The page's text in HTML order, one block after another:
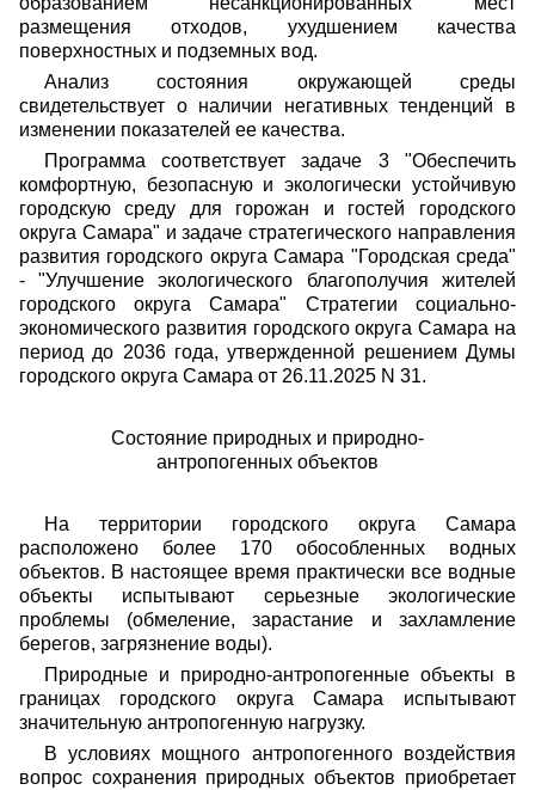
размещения отходов, ухудшением качества
поверхностных и подземных вод.
Анализ состояния окружающей среды
свидетельствует о наличии негативных тенденций в
изменении показателей ее качества.
Программа соответствует задаче 3 "Обеспечить
комфортную, безопасную и экологически устойчивую
городскую среду для горожан и гостей городского
округа Самара" и задаче стратегического направления
развития городского округа Самара "Городская среда"
- "Улучшение экологического благополучия жителей
городского округа Самара" Стратегии социально-
экономического развития городского округа Самара на
период до 2036 года, утвержденной решением Думы
городского округа Самара от 26.11.2025 N 31.
Состояние природных и природно-
антропогенных объектов
На территории городского округа Самара
расположено более 170 обособленных водных
объектов. В настоящее время практически все водные
объекты испытывают серьезные экологические
проблемы (обмеление, зарастание и захламление
берегов, загрязнение воды).
Природные и природно-антропогенные объекты в
границах городского округа Самара испытывают
значительную антропогенную нагрузку.
В условиях мощного антропогенного воздействия
вопрос сохранения природных объектов приобретает